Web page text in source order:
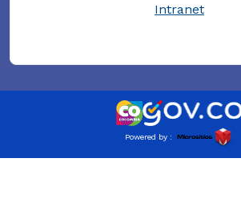
Intranet
Powered by :